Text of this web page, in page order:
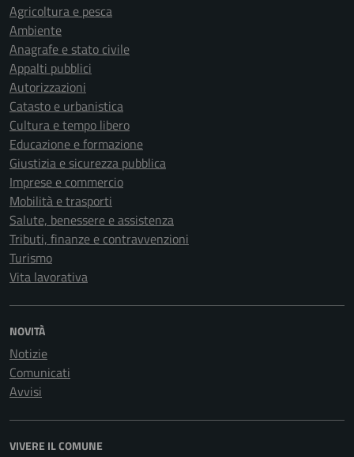
Agricoltura e pesca
Ambiente
Anagrafe e stato civile
Appalti pubblici
Autorizzazioni
Catasto e urbanistica
Cultura e tempo libero
Educazione e formazione
Giustizia e sicurezza pubblica
Imprese e commercio
Mobilità e trasporti
Salute, benessere e assistenza
Tributi, finanze e contravvenzioni
Turismo
Vita lavorativa
NOVITÀ
Notizie
Comunicati
Avvisi
VIVERE IL COMUNE